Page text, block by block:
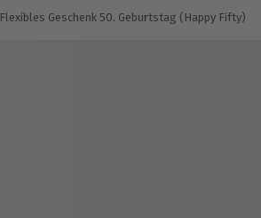
Flexibles Geschenk 50. Geburtstag (Happy Fifty)